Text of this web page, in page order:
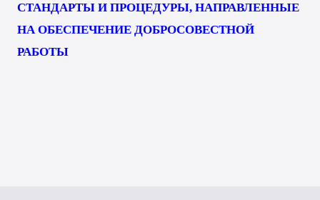
СТАНДАРТЫ И ПРОЦЕДУРЫ, НАПРАВЛЕННЫЕ
НА ОБЕСПЕЧЕНИЕ ДОБРОСОВЕСТНОЙ
РАБОТЫ